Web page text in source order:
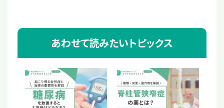
あわせて読みたいトピックス